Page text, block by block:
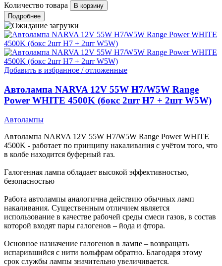
Количество товара
Подробнее
Добавить в избранное / отложенные
Автолампа NARVA 12V 55W H7/W5W Range
Power WHITE 4500K (бокс 2шт H7 + 2шт W5W)
Автолампы
Автолампа NARVA 12V 55W H7/W5W Range Power WHITE
4500K - работает по принципу накаливания с учётом того, что
в колбе находится буферный газ.
Галогенная лампа обладает высокой эффективностью,
безопасностью
Работа автолампы аналогична действию обычных ламп
накаливания. Существенным отличием является
использование в качестве рабочей среды смеси газов, в состав
которой входят пары галогенов – йода и фтора.
Основное назначение галогенов в лампе – возвращать
испарившийся с нити вольфрам обратно. Благодаря этому
срок службы лампы значительно увеличивается.